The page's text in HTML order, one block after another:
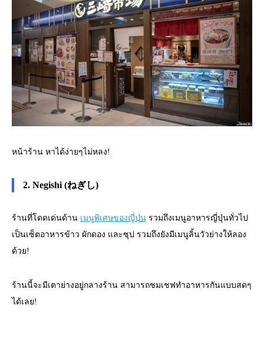
หน้าร้าน หาได้ง่ายๆไม่หลง!
2. Negishi (ねぎし)
ร้านที่โดดเด่นด้าน เมนูพิเศษของญี่ปุ่น รวมถึงเมนูอาหารญี่ปุ่นทั่วไป
เป็นเซ็ตอาหารข้าว ผักดอง และซุป รวมถึงยังมีเมนูลิ้นวัวย่างให้ลอง
ด้วย!
ร้านนี้จะมีเตาย่างอยู่กลางร้าน สามารถชมเชฟทำอาหารกันแบบสดๆ
ได้เลย!